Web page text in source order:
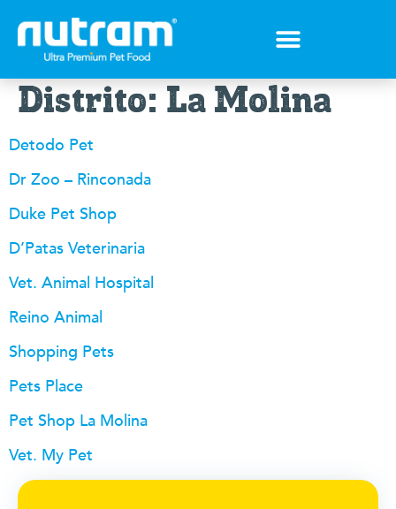
Distrito: La Molina
Detodo Pet
Dr Zoo – Rinconada
Duke Pet Shop
D’Patas Veterinaria
Vet. Animal Hospital
Reino Animal
Shopping Pets
Pets Place
Pet Shop La Molina
Vet. My Pet